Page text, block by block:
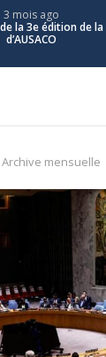
3 mois ago
la 3e édition de
d’AUSACO
Archive mensuelle